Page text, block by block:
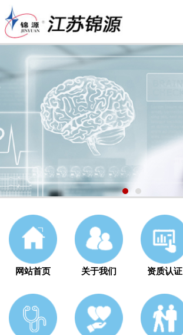
网站首页 关于我们 资质认证